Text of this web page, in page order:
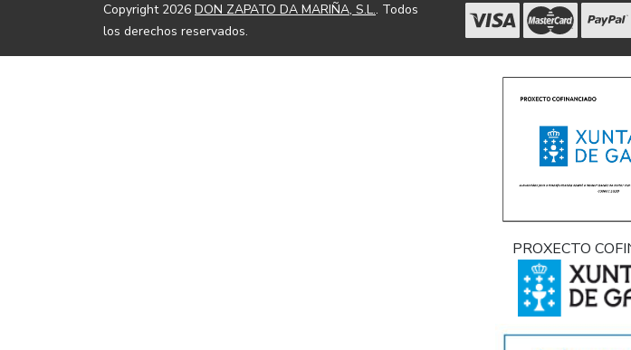
Copyright 2026 DON ZAPATO DA MARIÑA, S.L.. Todos
los derechos reservados.
PROXECTO